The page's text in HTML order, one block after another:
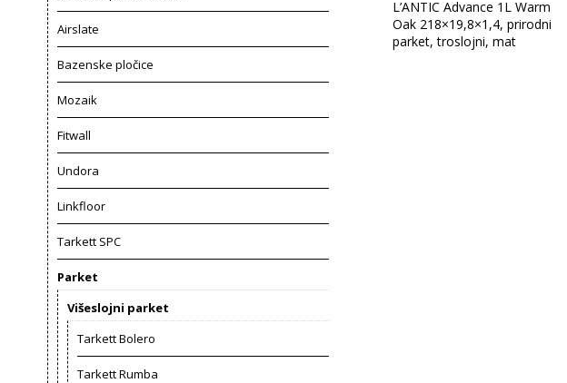
Airslate
Bazenske pločice
Mozaik
Fitwall
Undora
Linkfloor
Tarkett SPC
Parket
Višeslojni parket
Tarkett Bolero
Tarkett Rumba
L’ANTIC Advance 1L Warm
Oak 218×19,8×1,4, prirodni
parket, troslojni, mat